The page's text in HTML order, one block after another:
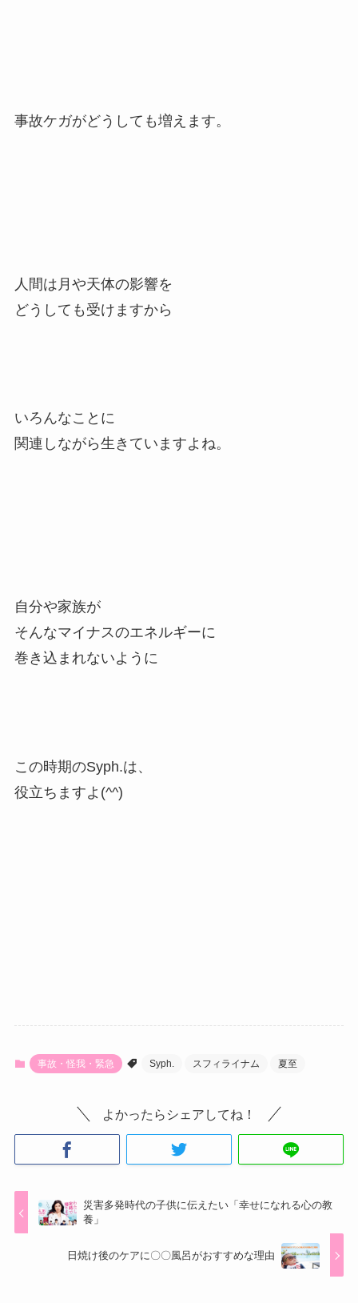
事故ケガがどうしても増えます。
人間は月や天体の影響を
どうしても受けますから
いろんなことに
関連しながら生きていますよね。
自分や家族が
そんなマイナスのエネルギーに
巻き込まれないように
この時期のSyph.は、
役立ちますよ(^^)
事故・怪我・緊急 Syph. スフィライナム 夏至
よかったらシェアしてね！
災害多発時代の子供に伝えたい「幸せになれる心の教
養」
日焼け後のケアに〇〇風呂がおすすめな理由